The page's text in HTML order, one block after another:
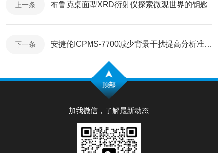
上一条 布鲁克桌面型XRD衍射仪探索微观世界的钥匙
下一条 安捷伦ICPMS-7700减少背景干扰提高分析准确度
加我微信，了解最新动态